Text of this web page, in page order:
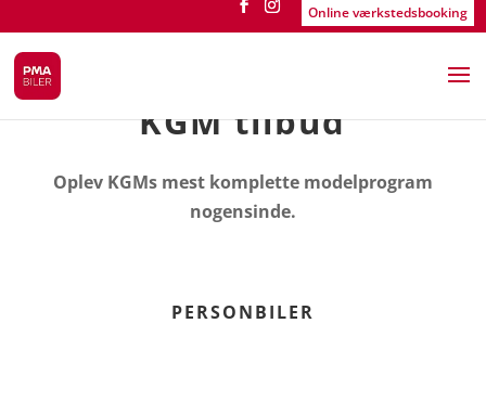
Online værkstedsbooking
KGM tilbud
Oplev KGMs mest komplette modelprogram
nogensinde.
PERSONBILER